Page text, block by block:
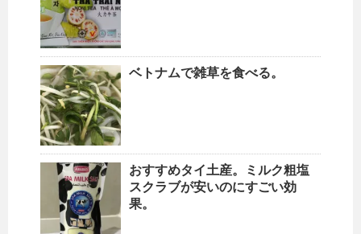
ベトナムで雑草を食べる。
おすすめタイ土産。ミルク粗塩
スクラブが安いのにすごい効
果。